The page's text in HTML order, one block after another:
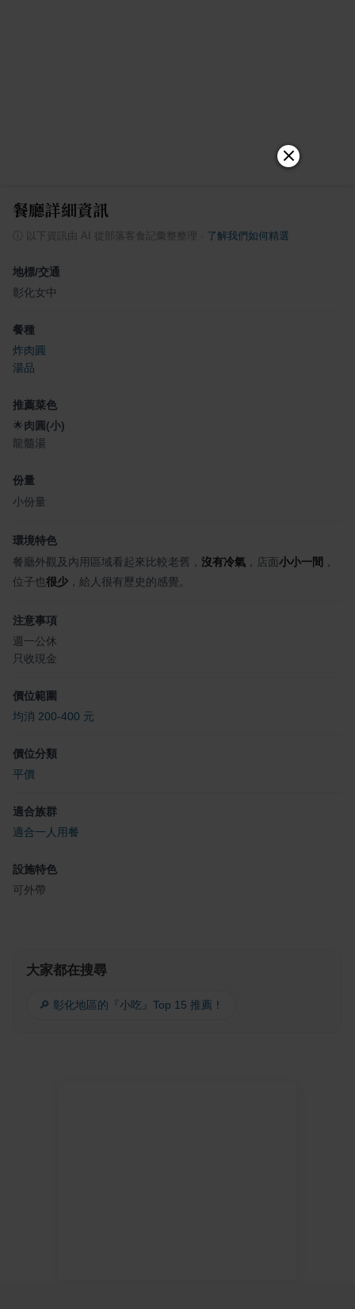
餐廳詳細資訊
以下資訊由 AI 從部落客食記彙整整理 了解我們如何精選
地標/交通
彰化女中
餐種
炸肉圓
湯品
推薦菜色
🌟肉圓(小)
龍髓湯
份量
小份量
環境特色
餐廳外觀及內用區域看起來比較老舊， 沒有冷氣 ，店面小小一間 ，
位子也很少 ，給人很有歷史的感覺。
注意事項
週一公休
只收現金
價位範圍
均消 200-400 元
價位分類
平價
適合族群
適合一人用餐
設施特色
可外帶
大家都在搜尋
🔎 彰化地區的『小吃』Top 15 推薦！